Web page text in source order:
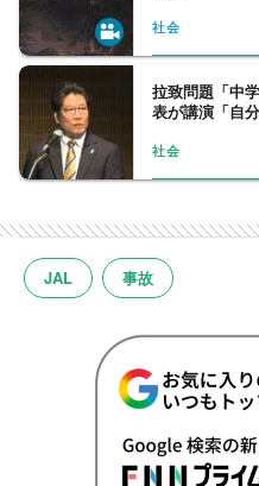
社会
拉致問題「中
表が講演「自
社会
JAL 事故